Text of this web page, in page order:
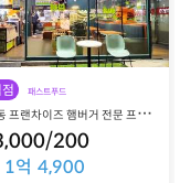
패스트푸드
부
산 명지동 프랜차이즈 햄버거 전문 프랭크버거 명지국제신도시점 매장 매매 양도
/200
1억 4,900